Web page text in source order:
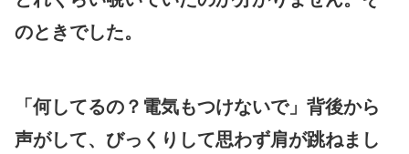
のときでした。
「何してるの？電気もつけないで」背後から
声がして、びっくりして思わず肩が跳ねまし